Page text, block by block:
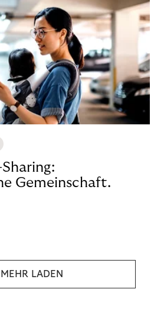
Gemeinschaft.
MEHR LADEN